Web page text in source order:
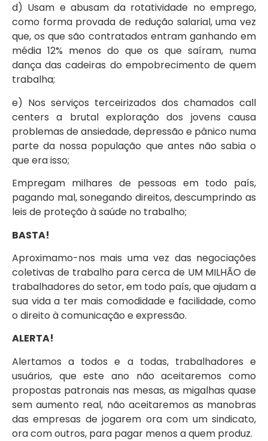
d) Usam e abusam da rotatividade no emprego,
como forma provada de redução salarial, uma vez
que, os que são contratados entram ganhando em
média 12% menos do que os que saíram, numa
dança das cadeiras do empobrecimento de quem
trabalha;
e) Nos serviços terceirizados dos chamados call
centers a brutal exploração dos jovens causa
problemas de ansiedade, depressão e pânico numa
parte da nossa população que antes não sabia o
que era isso;
Empregam milhares de pessoas em todo país,
pagando mal, sonegando direitos, descumprindo as
leis de proteção à saúde no trabalho;
BASTA!
Aproximamo-nos mais uma vez das negociações
coletivas de trabalho para cerca de UM MILHÃO de
trabalhadores do setor, em todo país, que ajudam a
sua vida a ter mais comodidade e facilidade, como
o direito à comunicação e expressão.
ALERTA!
Alertamos a todos e a todas, trabalhadores e
usuários, que este ano não aceitaremos como
propostas patronais nas mesas, as migalhas quase
sem aumento real, não aceitaremos as manobras
das empresas de jogarem ora com um sindicato,
ora com outros, para pagar menos a quem produz.